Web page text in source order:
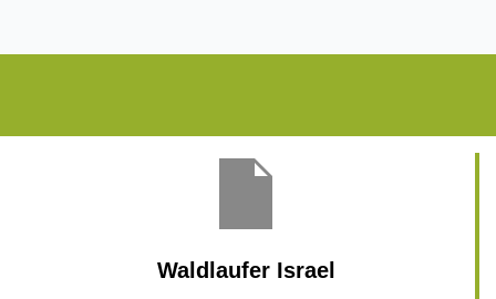
Waldlaufer Israel